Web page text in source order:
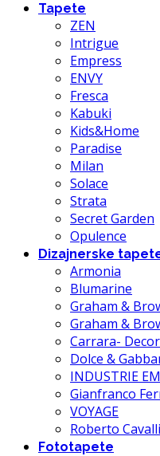
Tapete
ZEN
Intrigue
Empress
ENVY
Fresca
Kabuki
Kids&Home
Paradise
Milan
Solace
Strata
Secret Garden
Opulence
Dizajnerske
Armonia
Blumarine
Graham &
Graham &
Carrara-
Dolce &
INDUSTRIE
Gianfranco
VOYAGE
Roberto Cavalli
Fototapete